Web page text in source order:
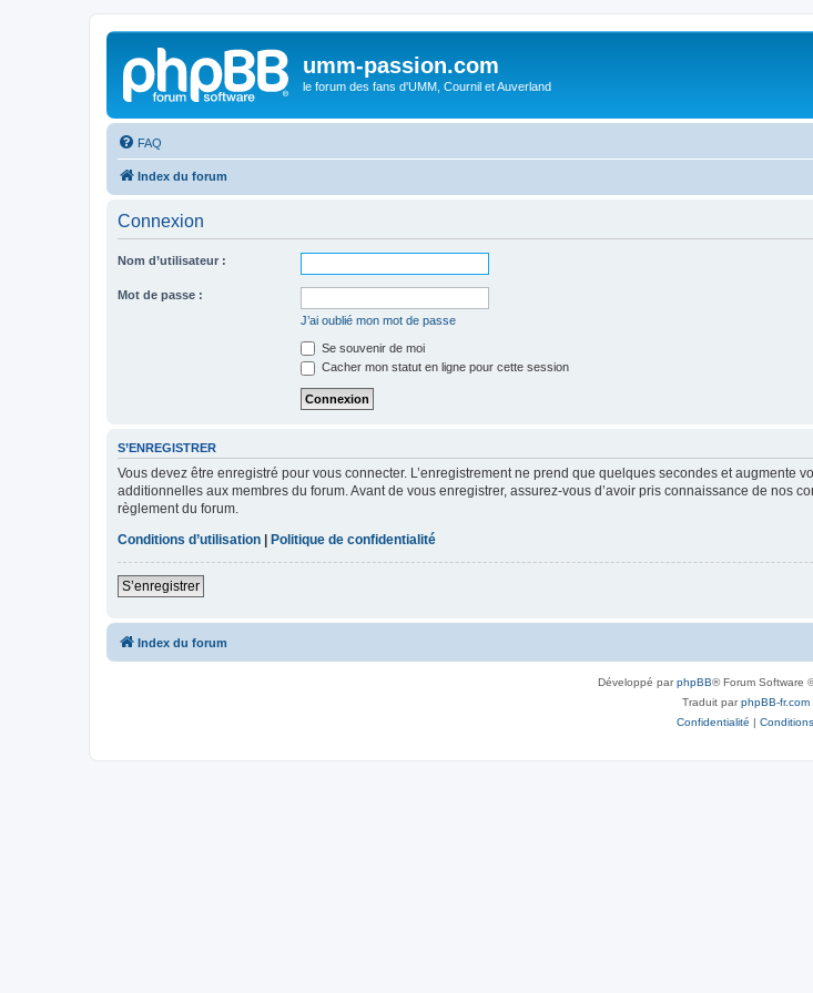
umm-passion.com
le forum des fans d'UMM, Cournil et Auverland
FAQ
Index du forum
Connexion
Nom d’utilisateur :
Mot de passe :
J’ai oublié mon mot de passe
Se souvenir de moi
Cacher mon statut en ligne pour cette session
S’ENREGISTRER
Vous devez être enregistré pour vous connecter. L’enregistrement ne prend que quelques secondes et augmente
additionnelles aux membres du forum. Avant de vous enregistrer, assurez-vous d’avoir pris connaissance de nos
règlement du forum.
Conditions d’utilisation
Politique de confidentialité
S’enregistrer
Index du forum
Développé parphpBB® Forum Software
Traduit parphpBB-fr.com
Confidentialité | Conditions